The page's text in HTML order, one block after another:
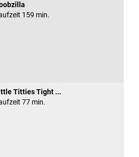
159 min.
Titties Tight ...
77 min.